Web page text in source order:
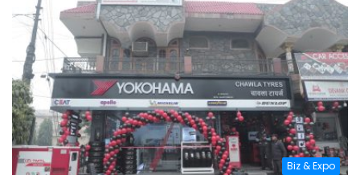
Biz & Expo